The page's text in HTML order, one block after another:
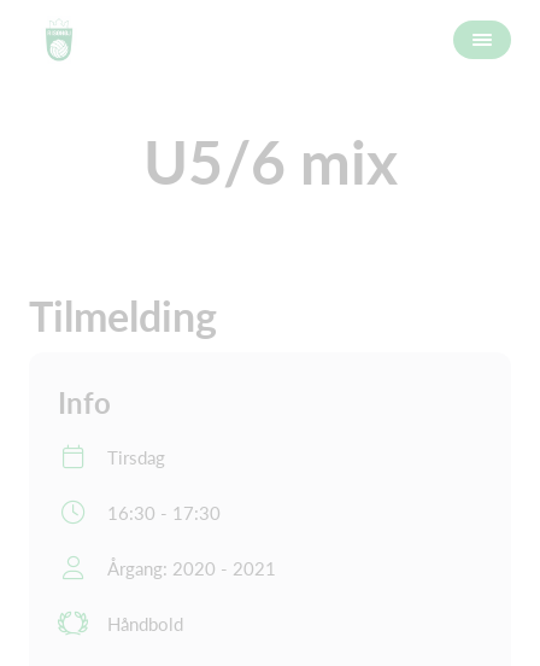
U5/6 mix
Tilmelding
Info
Tirsdag
16:30 - 17:30
Årgang: 2020 - 2021
Håndbold